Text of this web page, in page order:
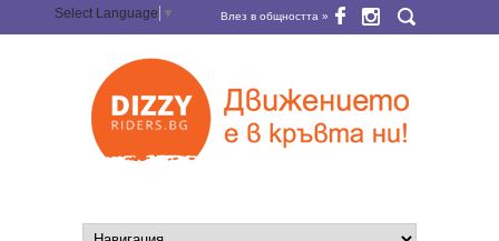
Select Language ▼ Влез в общността »